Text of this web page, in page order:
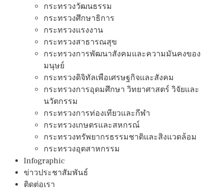
กระทรวงวัฒนธรรม
กระทรวงศึกษาธิการ
กระทรวงแรงงาน
กระทรวงสาธารณสุข
กระทรวงการพัฒนาสังคมและความมันคงของ
มนุษย์
กระทรวงดิจิทัลเพือเศรษฐกิจและสังคม
กระทรวงการอุดมศึกษา วิทยาศาสตร์ วิจัยและ
นวัตกรรม
กระทรวงการท่องเทียวและกีฬา
กระทรวงเกษตรและสหกรณ์
กระทรวงทรัพยากรธรรมชาติและสิงแวดล้อม
กระทรวงอุตสาหกรรม
Infographic
ข่าวประชาสัมพันธ์
ติดต่อเรา